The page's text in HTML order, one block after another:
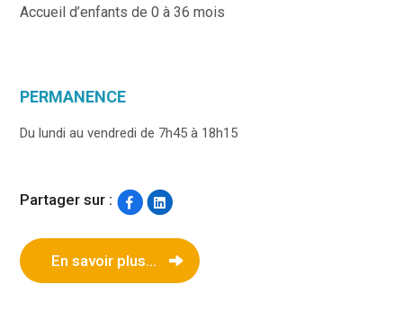
Accueil d’enfants de 0 à 36 mois
PERMANENCE
Du lundi au vendredi de 7h45 à 18h15
Partager sur :
En savoir plus...